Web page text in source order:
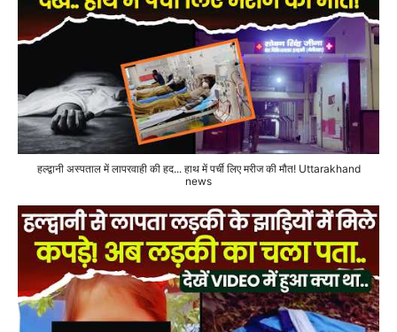
हल्द्वानी अस्पताल में लापरवाही की हद... हाथ में पर्ची लिए मरीज की मौत! Uttarakhand
news